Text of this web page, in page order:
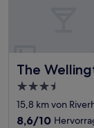
The
The
3.5-
Sterne-
Unterkunft
15,8 km von
8.6
8,6/10